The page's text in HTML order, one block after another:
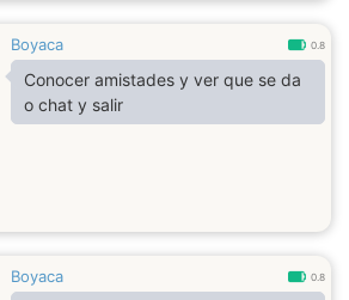
Boyaca 0.8
Conocer amistades y ver que se da
o chat y salir
Boyaca 0.8